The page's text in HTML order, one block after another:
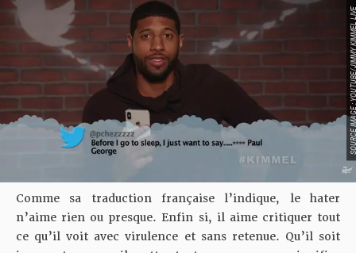
SOURCE IMAGE :
Comme sa traduction française l’indique, le hater
n’aime rien ou presque. Enfin si, il aime critiquer tout
ce qu’il voit avec virulence et sans retenue. Qu’il soit